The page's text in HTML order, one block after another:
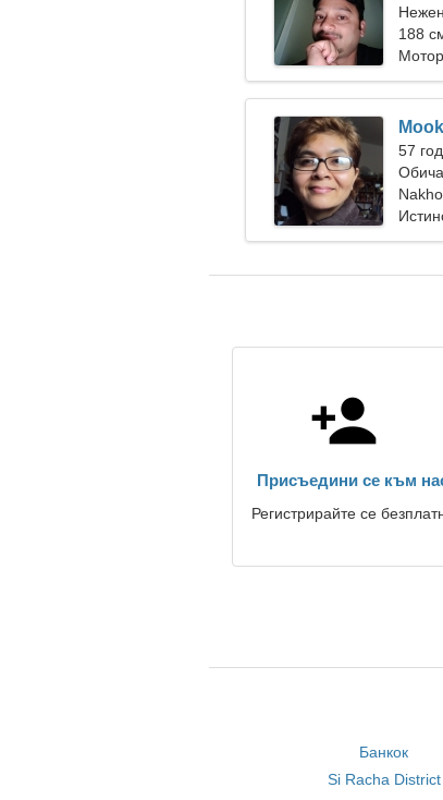
188
Mook
57
Присъедини се към
Регистрирайте се
Банкок
Si Racha District